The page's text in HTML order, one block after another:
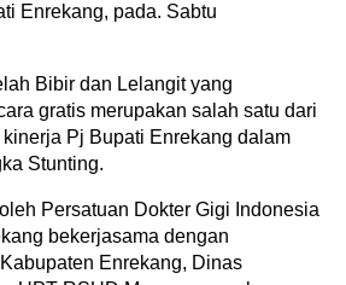
Enrekang, pada. Sabtu
Bibir dan Lelangit yang
gratis merupakan salah satu dari
Pj Bupati Enrekang dalam
Stunting.
Persatuan Dokter Gigi Indonesia
bekerjasama dengan
Enrekang, Dinas